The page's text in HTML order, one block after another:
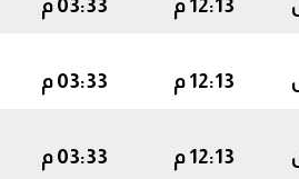
12:13 م 03:33 م
12:13 م 03:33 م
12:13 م 03:33 م